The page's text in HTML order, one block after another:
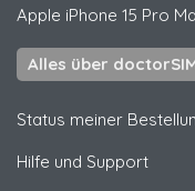
Apple iPhone 15 Pro
Alles über
Status meiner
Hilfe und Support